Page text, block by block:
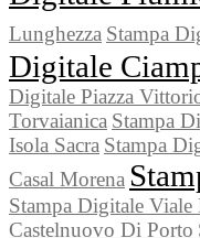
Lunghezza Stampa
Digitale
Digitale Piazza
Torvaianica Stampa
Isola Sacra Stampa
Casal Morena
Stampa Digitale
Castelnuovo Di Porto